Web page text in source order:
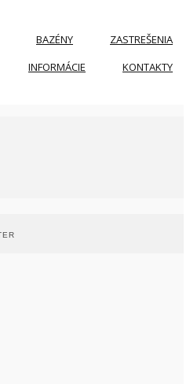
BAZÉNY
ZASTREŠENIA
INFORMÁCIE
KONTAKTY